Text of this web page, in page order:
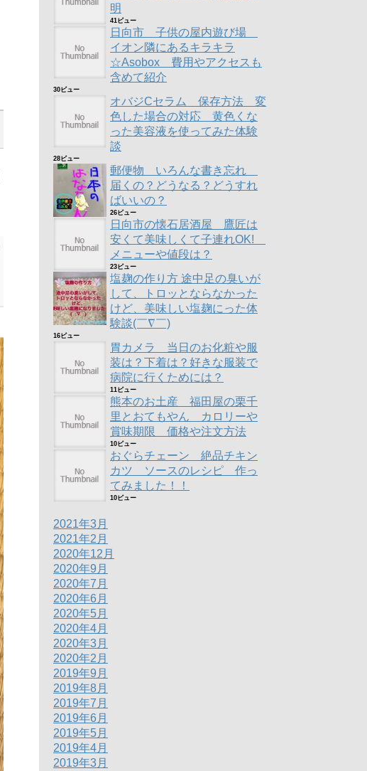
明
41ビュー
日向市 子供の屋内遊び場
イオン隣にあるキラキラ
☆Asobox 費用やアクセスも
含めて紹介
30ビュー
オバジCセラム 保存方法 変
色した場合の対応 黄色くな
った美容液を使ってみた体験
談
28ビュー
郵便物 いろんな書き忘れ
届くの？どうなる？どうすれ
ばいいの？
26ビュー
日向市の懐石居酒屋 鷹匠は
安くて美味しくて子連れOK!
メニューや値段は？
23ビュー
塩麹の作り方 途中足の臭いが
して、トロッとならなかった
けど、美味しい塩麹にった体
験談(￣∇￣)
16ビュー
胃カメラ 当日のお化粧や服
装は？下着は？好きな服装で
病院に行くためには？
11ビュー
熊本のお土産 福田屋の栗千
里とおてもやん カロリーや
賞味期限 価格や注文方法
10ビュー
おぐらチェーン 絶品チキン
カツ ソースのレシピ 作っ
てみました！！
10ビュー
2021年3月
2021年2月
2020年12月
2020年9月
2020年7月
2020年6月
2020年5月
2020年4月
2020年3月
2020年2月
2019年9月
2019年8月
2019年7月
2019年6月
2019年5月
2019年4月
2019年3月